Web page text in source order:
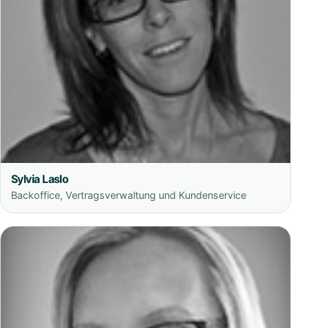
Sylvia Laslo
Backoffice, Vertragsverwaltung und Kundenservice